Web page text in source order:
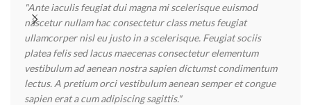
"Ante iaculis feugiat dui magna mi scelerisque euismod
nascetur nullam hac consectetur class metus feugiat
ullamcorper nisl eu justo in a scelerisque. Feugiat sociis
platea felis sed lacus maecenas consectetur elementum
vestibulum ad aenean nostra sapien dictumst condimentum
lectus. A pretium orci vestibulum aenean semper et congue
sapien erat a cum adipiscing sagittis."